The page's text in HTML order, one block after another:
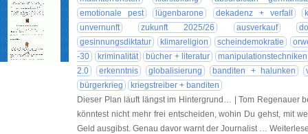
emotionale pest
lügenbarone dekadenz + verfall
unvernunft
zukunft 2025/26 ausverkauf
gesinnungsdiktatur
klimareligion scheindemokratie
-30
kriminalität bücher + literatur
manipulationstechniken
2.0
erkenntnis globalisierung banditen + halunken
bürgerkrieg
kriegstreiber + banditen
Dieser Plan läuft längst im Hintergrund… | Tom Regenauer
könntest nicht mehr frei entscheiden, wohin Du gehst, mit
Geld ausgibst. Genau davor warnt der Journalist …